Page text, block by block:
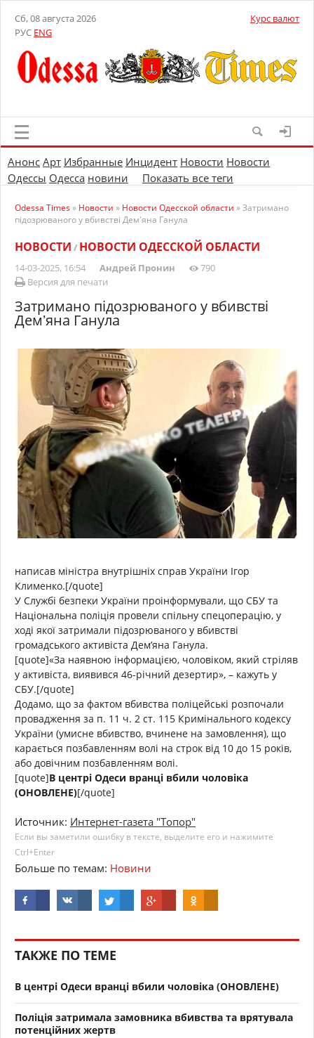
Сб, 08 августа 2026
РУС ENG
Курс валют
Анонс Арт Избранные Инцидент Новости Новости
Одессы Одесса новини Показать все теги
Odessa Times» Новости » Новости Одесской области » Затримано
підозрюваного у вбивстві Демʼяна Ганула
НОВОСТИ / НОВОСТИ ОДЕССКОЙ ОБЛАСТИ
14-03-2025, 16:54 Андрей Пронин
790
Версия для печати
Затримано підозрюваного у вбивстві
Демʼяна Ганула
написав міністра внутрішніх справ України Ігор
Клименко.[/quote]
У Службі безпеки України проінформували, що СБУ та
Національна поліція провели спільну спецоперацію, у
ході якої затримали підозрюваного у вбивстві
громадського активіста Дем’яна Ганула.
[quote]«За наявною інформацією, чоловіком, який стріляв
у активіста, виявився 46-річний дезертир», – кажуть у
СБУ.[/quote]
Додамо, що за фактом вбивства поліцейські розпочали
провадження за п. 11 ч. 2 ст. 115 Кримінального кодексу
України (умисне вбивство, вчинене на замовлення), що
карається позбавленням волі на строк від 10 до 15 років,
або довічним позбавленням волі.
[quote]В центрі Одеси вранці вбили чоловіка
(ОНОВЛЕНЕ)[/quote]
Источник: Интернет-газета "Топор"
Если вы заметили ошибку в тексте, выделите его и нажимите
Ctrl+Enter
Больше по темам: Новини
ТАКЖЕ ПО ТЕМЕ
В центрі Одеси вранці вбили чоловіка (ОНОВЛЕНЕ)
Поліція затримала замовника вбивства та врятувала
потенційних жертв